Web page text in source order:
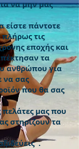
να μην μας
είστε πάντοτε
τις
εποχής και
τα
ανθρώπου για
να σας
που θα σας
πελάτες μας που
στηρίζουν τα
.